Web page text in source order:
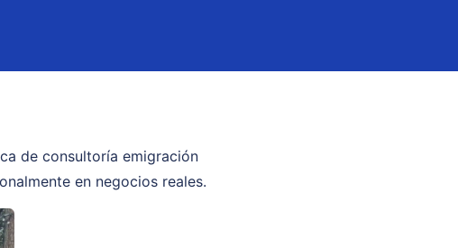
de consultoría emigración
en negocios reales.